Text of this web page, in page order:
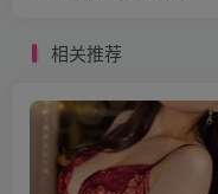
相关推荐